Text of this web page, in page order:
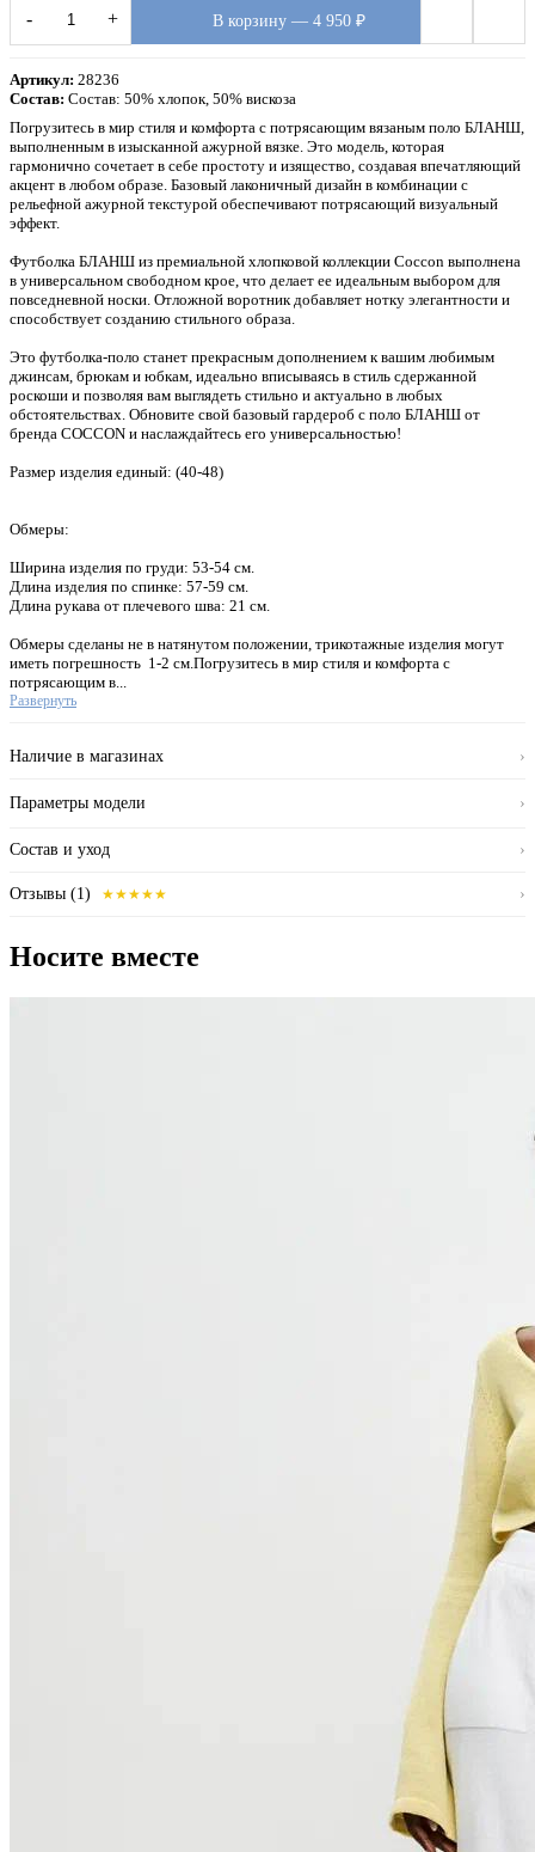
- + В корзину — 4 950 ₽
Артикул: 28236
Состав: Состав: 50% хлопок, 50% вискоза
Погрузитесь в мир стиля и комфорта с потрясающим вязаным поло БЛАНШ,
выполненным в изысканной ажурной вязке. Это модель, которая
гармонично сочетает в себе простоту и изящество, создавая впечатляющий
акцент в любом образе. Базовый лаконичный дизайн в комбинации с
рельефной ажурной текстурой обеспечивают потрясающий визуальный
эффект.
Футболка БЛАНШ из премиальной хлопковой коллекции Coccon выполнена
в универсальном свободном крое, что делает ее идеальным выбором для
повседневной носки. Отложной воротник добавляет нотку элегантности и
способствует созданию стильного образа.
Это футболка-поло станет прекрасным дополнением к вашим любимым
джинсам, брюкам и юбкам, идеально вписываясь в стиль сдержанной
роскоши и позволяя вам выглядеть стильно и актуально в любых
обстоятельствах. Обновите свой базовый гардероб с поло БЛАНШ от
бренда COCCON и наслаждайтесь его универсальностью!
Размер изделия единый: (40-48)
Обмеры:
Ширина изделия по груди: 53-54 см.
Длина изделия по спинке: 57-59 см.
Длина рукава от плечевого шва: 21 см.
Обмеры сделаны не в натянутом положении, трикотажные изделия могут
иметь погрешность 1-2 см.Погрузитесь в мир стиля и комфорта с
потрясающим в...
Развернуть
Наличие в магазинах ›
Параметры модели ›
Состав и уход ›
Отзывы (1) ★★★★★ ›
Носите вместе